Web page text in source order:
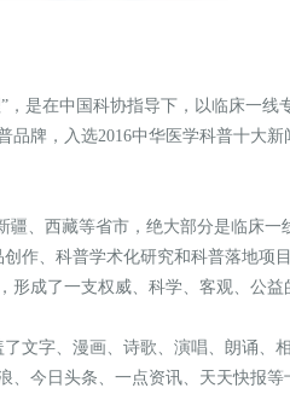
是在中国科协指导下，以临床一
牌，入选2016中华医学科普十大
、西藏等省市，绝大部分是临床
作、科普学术化研究和科普落地项
成了一支权威、科学、客观、公益
文字、漫画、诗歌、演唱、朗诵、
今日头条、一点资讯、天天快报等